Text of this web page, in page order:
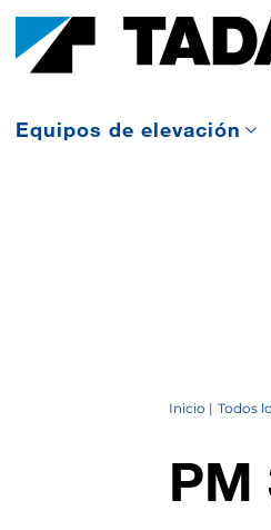
Equipos de elevación
Inicio Todos
PM